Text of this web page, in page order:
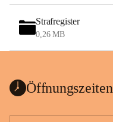
Strafregister
0,26 MB
Öffnungszeiten